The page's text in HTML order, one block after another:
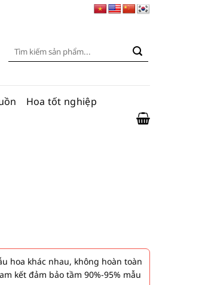
Tìm
Hoa tốt nghiệp
hoa khác nhau, không hoàn toàn
kết đảm bảo tầm 90%-95% mẫu